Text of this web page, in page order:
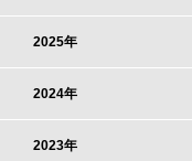
2025年
2024年
2023年